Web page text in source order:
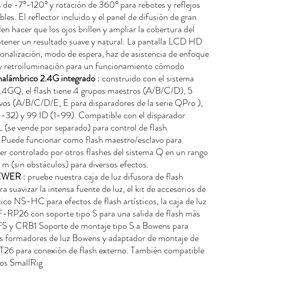
de -7°-120° y rotación de 360° para rebotes y reflejos
El reflector incluido y el panel de difusión de gran
hacer que los ojos brillen y ampliar la cobertura del
un resultado suave y natural. La pantalla LCD HD
modo de espera, haz de asistencia de enfoque
retroiluminación para un funcionamiento cómodo
2.4G integrado: construido con el sistema
el flash tiene 4 grupos maestros (A/B/C/D), 5
(A/B/C/D/E, E para disparadores de la serie QPro ),
32) y 99 ID (1-99). Compatible con el disparador
vende por separado) para control de flash
funcionar como flash maestro/esclavo para
controlado por otros flashes del sistema Q en un rango
(sin obstáculos) para diversos efectos.
: pruebe nuestra caja de luz difusora de flash
suavizar la intensa fuente de luz, el kit de accesorios de
NS-HC para efectos de flash artísticos, la caja de luz
RP26 con soporte tipo S para una salida de flash más
y CRB1 Soporte de montaje tipo S a Bowens para
formadores de luz Bowens y adaptador de montaje de
para conexión de flash externo. También compatible
SmallRig